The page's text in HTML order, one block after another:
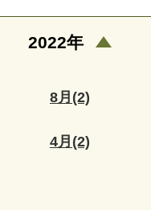
2022年
8月(2)
4月(2)